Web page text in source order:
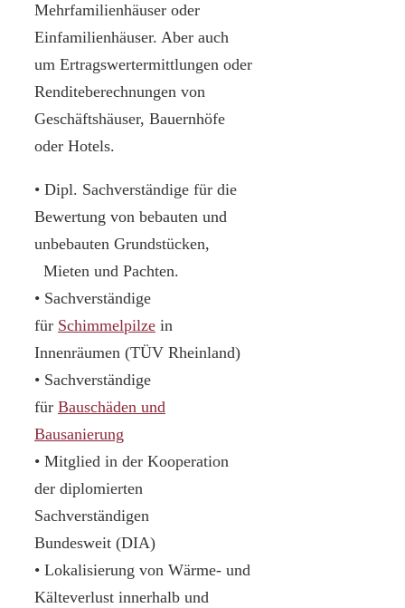
Mehrfamilienhäuser oder
Einfamilienhäuser. Aber auch
um Ertragswertermittlungen oder
Renditeberechnungen von
Geschäftshäuser, Bauernhöfe
oder Hotels.
• Dipl. Sachverständige für die
Bewertung von bebauten und
unbebauten Grundstücken,
Mieten und Pachten.
• Sachverständige
für Schimmelpilze in
Innenräumen (TÜV Rheinland)
• Sachverständige
für Bauschäden und
Bausanierung
• Mitglied in der Kooperation
der diplomierten
Sachverständigen
Bundesweit (DIA)
• Lokalisierung von Wärme- und
Kälteverlust innerhalb und